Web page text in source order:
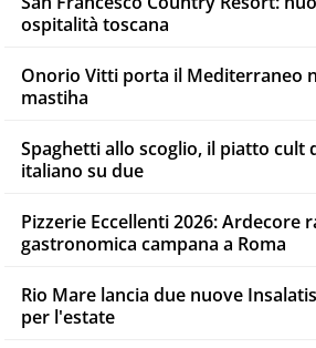
ospitalità toscana
Onorio Vitti porta il Mediterraneo
mastiha
Spaghetti allo scoglio, il piatto cult
italiano su due
Pizzerie Eccellenti 2026: Ardecore
gastronomica campana a Roma
Rio Mare lancia due nuove
per l'estate